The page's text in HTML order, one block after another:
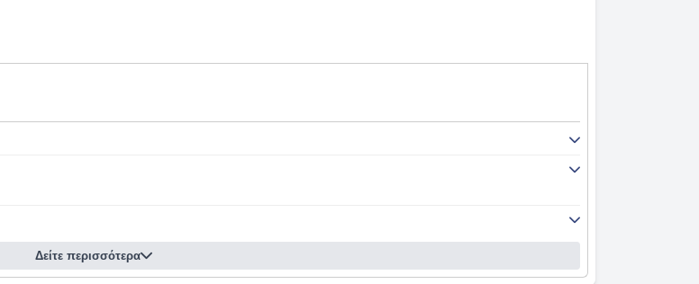
Δείτε περισσότερα